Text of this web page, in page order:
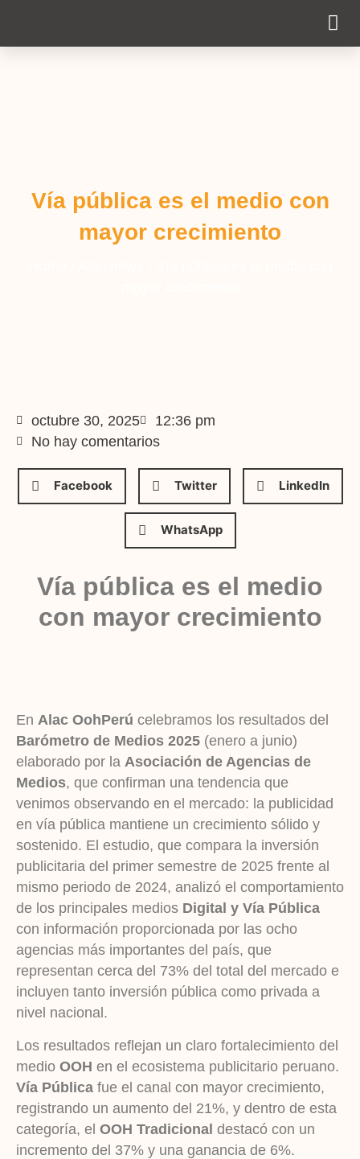
Vía pública es el medio con
mayor crecimiento
octubre 30, 2025
12:36 pm
No hay comentarios
Facebook Twitter LinkedIn
WhatsApp
Vía pública es el medio
con mayor crecimiento
En Alac OohPerú celebramos los resultados del
Barómetro de Medios 2025 (enero a junio)
elaborado por la Asociación de Agencias de
Medios, que confirman una tendencia que
venimos observando en el mercado: la publicidad
en vía pública mantiene un crecimiento sólido y
sostenido. El estudio, que compara la inversión
publicitaria del primer semestre de 2025 frente al
mismo periodo de 2024, analizó el comportamiento
de los principales medios Digital y Vía Pública
con información proporcionada por las ocho
agencias más importantes del país, que
representan cerca del 73% del total del mercado e
incluyen tanto inversión pública como privada a
nivel nacional.
Los resultados reflejan un claro fortalecimiento del
medio OOH en el ecosistema publicitario peruano.
Vía Pública fue el canal con mayor crecimiento,
registrando un aumento del 21%, y dentro de esta
categoría, el OOH Tradicional destacó con un
incremento del 37% y una ganancia de 6%.